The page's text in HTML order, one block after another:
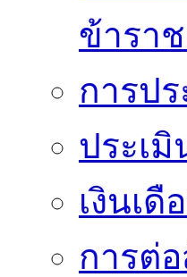
ข้ารา
การป
ประเมิ
เงินเ
การต่